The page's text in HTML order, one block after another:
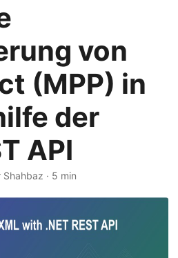
von
(MPP) in
der
API
Shahbaz · 5 min